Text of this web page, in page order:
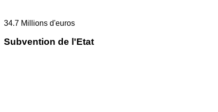
34.7 Millions d'euros
Subvention de l'Etat